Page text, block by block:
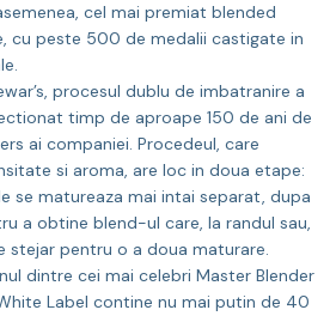
cel mai premiat blended
cu peste 500 de medalii castigate in
procesul dublu de imbatranire a
timp de aproape 150 de ani de
ai companiei. Procedeul, care
si aroma, are loc in doua etape:
se matureaza mai intai separat, dupa
a obtine blend-ul care, la randul sau,
stejar pentru o a doua maturare.
dintre cei mai celebri Master Blender
Label contine nu mai putin de 40